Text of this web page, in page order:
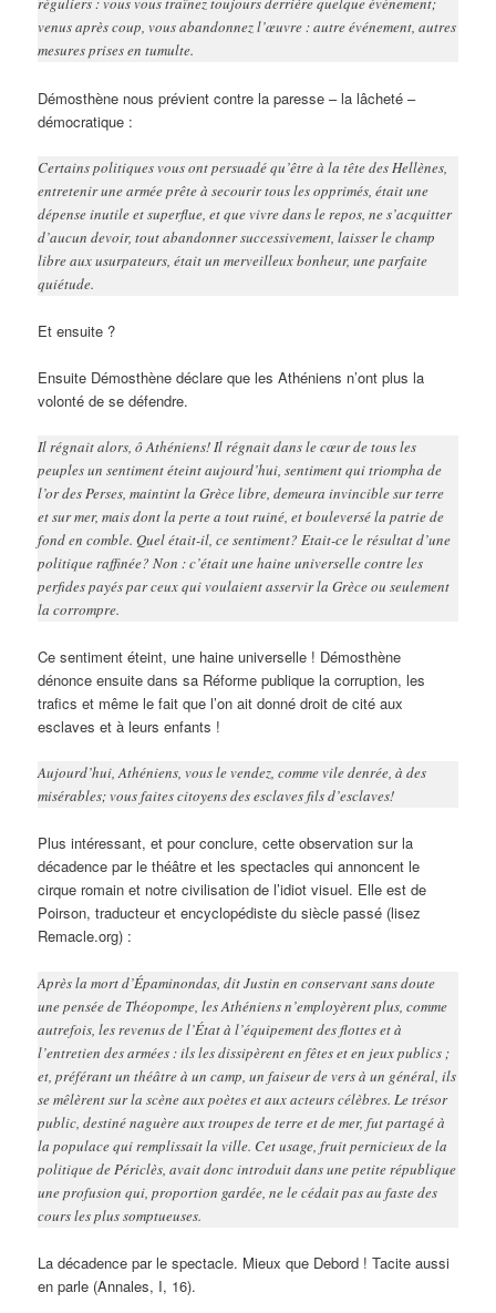
venus après coup, vous abandonnez l’œuvre : autre événement, autres
mesures prises en tumulte.
Démosthène nous prévient contre la paresse – la lâcheté –
démocratique :
Certains politiques vous ont persuadé qu’être à la tête des Hellènes,
entretenir une armée prête à secourir tous les opprimés, était une
dépense inutile et superflue, et que vivre dans le repos, ne s’acquitter
d’aucun devoir, tout abandonner successivement, laisser le champ
libre aux usurpateurs, était un merveilleux bonheur, une parfaite
quiétude.
Et ensuite ?
Ensuite Démosthène déclare que les Athéniens n’ont plus la
volonté de se défendre.
Il régnait alors, ô Athéniens! Il régnait dans le cœur de tous les
peuples un sentiment éteint aujourd’hui, sentiment qui triompha de
l’or des Perses, maintint la Grèce libre, demeura invincible sur terre
et sur mer, mais dont la perte a tout ruiné, et bouleversé la patrie de
fond en comble. Quel était-il, ce sentiment? Etait-ce le résultat d’une
politique raffinée? Non : c’était une haine universelle contre les
perfides payés par ceux qui voulaient asservir la Grèce ou seulement
la corrompre.
Ce sentiment éteint, une haine universelle ! Démosthène
dénonce ensuite dans sa Réforme publique la corruption, les
trafics et même le fait que l’on ait donné droit de cité aux
esclaves et à leurs enfants !
Aujourd’hui, Athéniens, vous le vendez, comme vile denrée, à des
misérables; vous faites citoyens des esclaves fils d’esclaves!
Plus intéressant, et pour conclure, cette observation sur la
décadence par le théâtre et les spectacles qui annoncent le
cirque romain et notre civilisation de l’idiot visuel. Elle est de
Poirson, traducteur et encyclopédiste du siècle passé (lisez
Remacle.org) :
Après la mort d’Épaminondas, dit Justin en conservant sans doute
une pensée de Théopompe, les Athéniens n’employèrent plus, comme
autrefois, les revenus de l’État à l’équipement des flottes et à
l’entretien des armées : ils les dissipèrent en fêtes et en jeux publics ;
et, préférant un théâtre à un camp, un faiseur de vers à un général, ils
se mêlèrent sur la scène aux poètes et aux acteurs célèbres. Le trésor
public, destiné naguère aux troupes de terre et de mer, fut partagé à
la populace qui remplissait la ville. Cet usage, fruit pernicieux de la
politique de Périclès, avait donc introduit dans une petite république
une profusion qui, proportion gardée, ne le cédait pas au faste des
cours les plus somptueuses.
La décadence par le spectacle. Mieux que Debord ! Tacite aussi
en parle (Annales, I, 16).